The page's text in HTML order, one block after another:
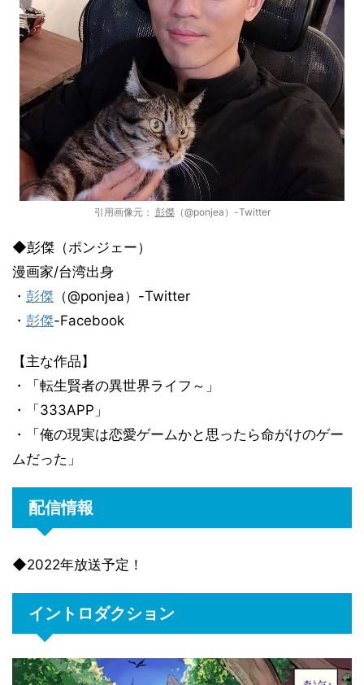
引用画像元： 彭傑（@ponjea）-Twitter
◆彭傑（ポンジェー）
漫画家/台湾出身
・ 彭傑 （@ponjea）-Twitter
・ 彭傑-Facebook
【主な作品】
・「転生賢者の異世界ライフ～」
・「333APP」
・「俺の現実は恋愛ゲームかと思ったら命がけのゲー
ムだった」
配信情報
◆2022年放送予定！
イントロダクション